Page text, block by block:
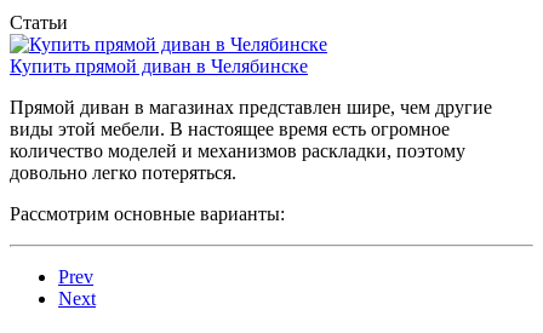
Статьи
Купить прямой диван в Челябинске
Прямой диван в магазинах представлен шире, чем другие
виды этой мебели. В настоящее время есть огромное
количество моделей и механизмов раскладки, поэтому
довольно легко потеряться.
Рассмотрим основные варианты:
Prev
Next